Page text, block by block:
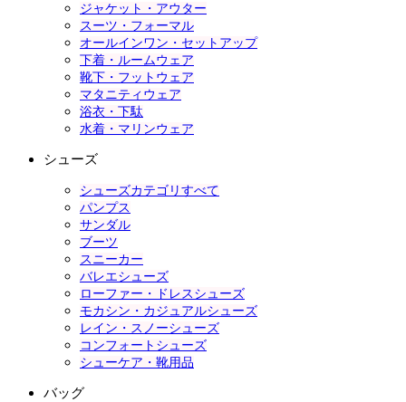
ジャケット・アウター
スーツ・フォーマル
オールインワン・セットアップ
下着・ルームウェア
靴下・フットウェア
マタニティウェア
浴衣・下駄
水着・マリンウェア
シューズ
シューズカテゴリすべて
パンプス
サンダル
ブーツ
スニーカー
バレエシューズ
ローファー・ドレスシューズ
モカシン・カジュアルシューズ
レイン・スノーシューズ
コンフォートシューズ
シューケア・靴用品
バッグ